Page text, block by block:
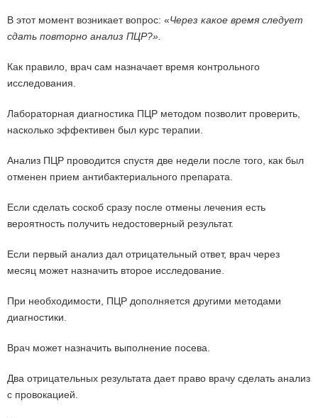
В этот момент возникает вопрос: «Через какое время следует
сдать повторно анализ ПЦР?».
Как правило, врач сам назначает время контрольного
исследования.
Лабораторная диагностика ПЦР методом позволит проверить,
насколько эффективен был курс терапии.
Анализ ПЦР проводится спустя две недели после того, как был
отменен прием антибактериального препарата.
Если сделать соскоб сразу после отмены лечения есть
вероятность получить недостоверный результат.
Если первый анализ дал отрицательный ответ, врач через
месяц может назначить второе исследование.
При необходимости, ПЦР дополняется другими методами
диагностики.
Врач может назначить выполнение посева.
Два отрицательных результата дает право врачу сделать анализ
с провокацией.